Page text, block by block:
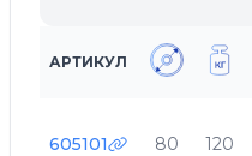
АРТИКУЛ
605101 80 120